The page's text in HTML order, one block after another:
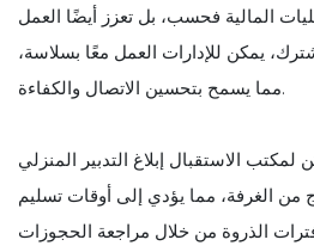
المالية فحسب، بل تعزز أيضًا العمل
يمكن للإدارات العمل معًا بسلاسة،
مما يسمح بتحسين الاتصال والكفاءة.
الاستقبال إبلاغ التدبير المنزلي
الغرفة، مما يؤدي إلى أوقات تسليم
الذروة من خلال مراجعة الحجوزات